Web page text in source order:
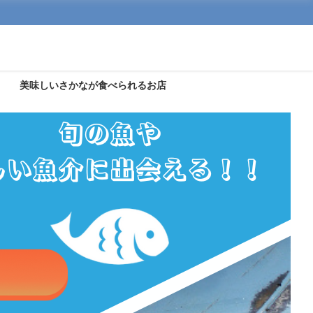
美味しいさかなが食べられるお店